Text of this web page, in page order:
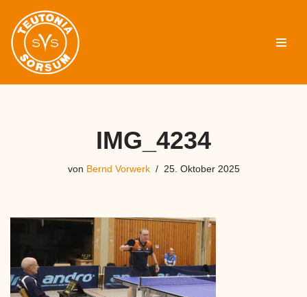
Zum
Inhalt
springen
IMG_4234
von Bernd Vorwerk 25. Oktober 2025